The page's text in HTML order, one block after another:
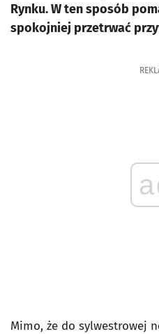
Rynku. W ten sposób
spokojniej przetrwać
Mimo, że do sylwestrowej